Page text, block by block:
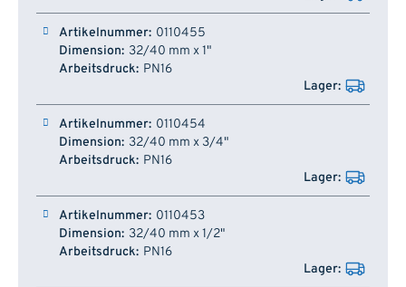
0110455
32/40 mm x 1"
PN16
0110454
32/40 mm x 3/4"
PN16
0110453
32/40 mm x 1/2"
PN16